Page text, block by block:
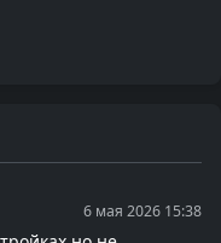
6 мая 2026 15:38